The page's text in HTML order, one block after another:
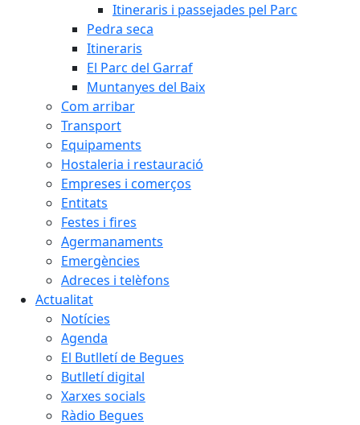
Itineraris i passejades pel Parc
Pedra seca
Itineraris
El Parc del Garraf
Muntanyes del Baix
Com arribar
Transport
Equipaments
Hostaleria i restauració
Empreses i comerços
Entitats
Festes i fires
Agermanaments
Emergències
Adreces i telèfons
Actualitat
Notícies
Agenda
El Butlletí de Begues
Butlletí digital
Xarxes socials
Ràdio Begues